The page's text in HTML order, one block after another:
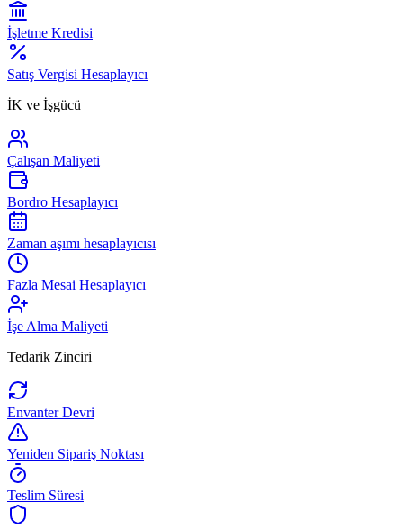
İşletme Kredisi
Satış Vergisi Hesaplayıcı
İK ve İşgücü
Çalışan Maliyeti
Bordro Hesaplayıcı
Zaman aşımı hesaplayıcısı
Fazla Mesai Hesaplayıcı
İşe Alma Maliyeti
Tedarik Zinciri
Envanter Devri
Yeniden Sipariş Noktası
Teslim Süresi